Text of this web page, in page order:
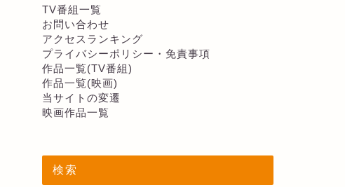
TV番組一覧
お問い合わせ
アクセスランキング
プライバシーポリシー・免責事項
作品一覧(TV番組)
作品一覧(映画)
当サイトの変遷
映画作品一覧
検索